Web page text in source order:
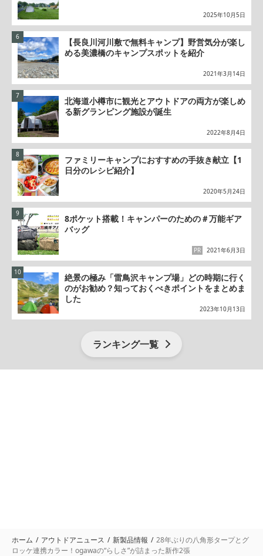
2025年10月5日
【長良川河川敷で無料キャンプ】野営気分が楽し
める美濃橋のキャンプスポットを紹介
2021年3月14日
北海道小樽市に観光とアウトドアの両方が楽しめ
る新グランピング施設が誕生
2022年8月4日
ファミリーキャンプにおすすめの手抜き献立【1
日分のレシピ紹介】
2020年5月24日
8ポケット搭載！キャンパーのための＃万能ギア
バッグ
2021年6月3日
PR
絶景の極み「雷鳥沢キャンプ場」どの時期に行く
のがお勧め？知っておくべきポイントをまとめま
した
2023年10月13日
ランキング一覧
ホーム アウトドアニュース 新製品情報
28年ぶりの八角形タープとグ
ロッケ連携カラー！ogawaの“らしさ”が詰まった新作2張